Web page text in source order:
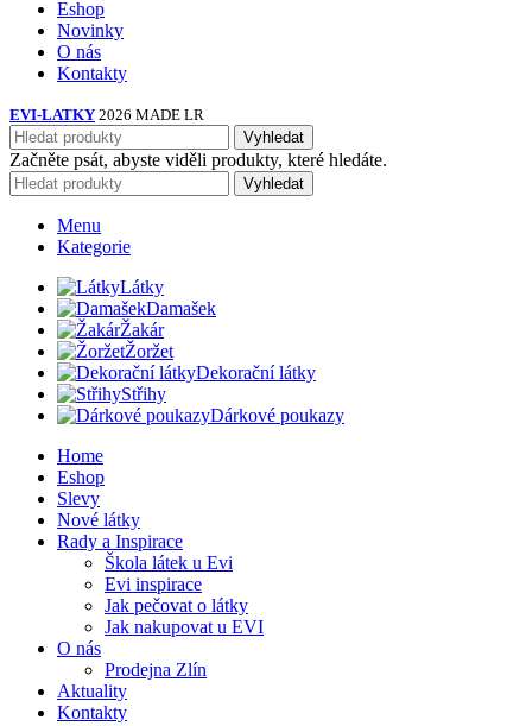
Eshop
Novinky
O nás
Kontakty
EVI-LATKY 2026 MADE LR
Vyhledat
Začněte psát, abyste viděli produkty, které hledáte.
Vyhledat
Menu
Kategorie
Látky
Damašek
Žakár
Žoržet
Dekorační látky
Střihy
Dárkové poukazy
Home
Eshop
Slevy
Nové látky
Rady a Inspirace
Škola látek u Evi
Evi inspirace
Jak pečovat o látky
Jak nakupovat u EVI
O nás
Prodejna Zlín
Aktuality
Kontakty